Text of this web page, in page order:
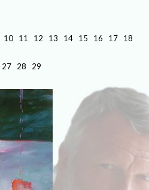
10 11 12 13 14 15 16 17
18
27 28 29